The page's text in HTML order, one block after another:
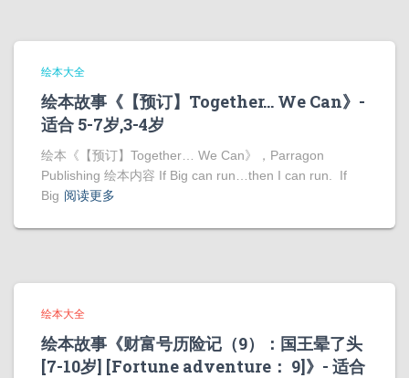
绘本大全
绘本故事《【预订】Together… We Can》-
适合 5-7岁,3-4岁
绘本《【预订】Together… We Can》，Parragon
Publishing 绘本内容 If Big can run…then I can run. If
Big 阅读更多
绘本大全
绘本故事《财富号历险记（9）：国王晕了头
[7-10岁] [Fortune adventure： 9]》- 适合